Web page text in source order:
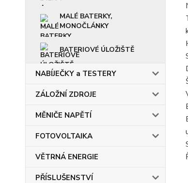
MALÉ BATERKY,
MONOČLÁNKY
BATERIOVÉ ÚLOŽIŠTĚ
NABÍJEČKY a TESTERY
ZÁLOŽNÍ ZDROJE
MĚNIČE NAPĚTÍ
FOTOVOLTAIKA
VĚTRNÁ ENERGIE
PŘÍSLUŠENSTVÍ